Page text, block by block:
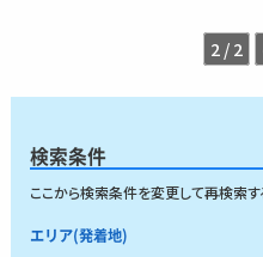
2 / 2
検索条件
ここから検索条件を変更して再検索す
エリア(発着地)